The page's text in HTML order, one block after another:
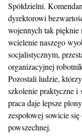
Spółdzielni.
dyrektorowi
wojennych tak pięknie
wcielenie naszego
socjalistycznym,
organizacyjnej
Pozostali ludzie,
szkolenie praktyczne i
praca daje lepsze
zespołowej sowicie
powszechnej.